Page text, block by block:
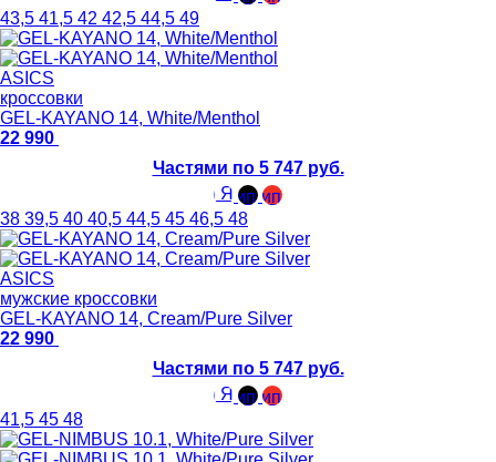
43,5 41,5 42 42,5 44,5 49
ASICS
кроссовки
GEL-KAYANO 14, White/Menthol
22 990
Частями по 5 747 руб.
38 39,5 40 40,5 44,5 45 46,5 48
ASICS
мужские кроссовки
GEL-KAYANO 14, Cream/Pure Silver
22 990
Частями по 5 747 руб.
41,5 45 48